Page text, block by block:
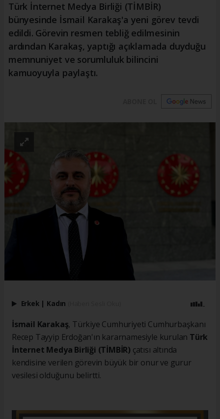
Türk İnternet Medya Birliği (TİMBİR)
bünyesinde İsmail Karakaş'a yeni görev tevdi
edildi. Görevin resmen tebliğ edilmesinin
ardından Karakaş, yaptığı açıklamada duyduğu
memnuniyet ve sorumluluk bilincini
kamuoyuyla paylaştı.
Erkek | Kadın
İsmail Karakaş, Türkiye Cumhuriyeti Cumhurbaşkanı
Recep Tayyip Erdoğan'ın kararnamesiyle kurulan Türk
İnternet Medya Birliği (TİMBİR) çatısı altında
kendisine verilen görevin büyük bir onur ve gurur
vesilesi olduğunu belirtti.